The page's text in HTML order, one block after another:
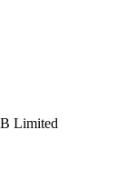
Limited